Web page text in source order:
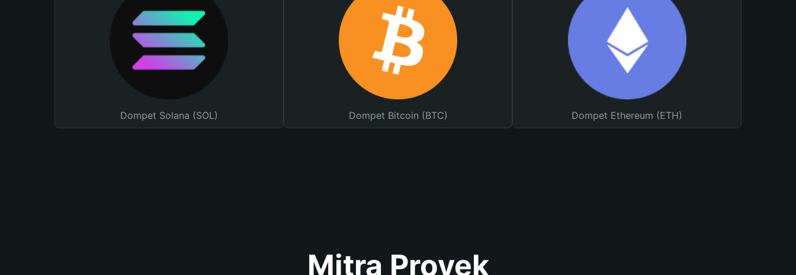
Dompet Solana (SOL) Dompet Bitcoin (BTC) Dompet Ethereum (ETH)
Mitra Proyek